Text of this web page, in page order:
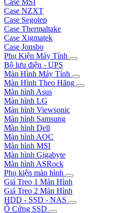
Case MSI
Case NZXT
Case Segotep
Case Thermaltake
Case Xigmatek
Case Jonsbo
Phụ Kiện Máy Tính
Bộ lưu điện - UPS
Màn Hình Máy Tính
Màn Hình Theo Hãng
Màn hình Asus
Màn hình LG
Màn hình Viewsonic
Màn hình Samsung
Màn hình Dell
Màn hình AOC
Màn hình MSI
Màn hình Gigabyte
Màn hình ASRock
Phụ kiện màn hình
Giá Treo 1 Màn Hình
Giá Treo 2 Màn Hình
HDD - SSD - NAS
Ổ Cứng SSD